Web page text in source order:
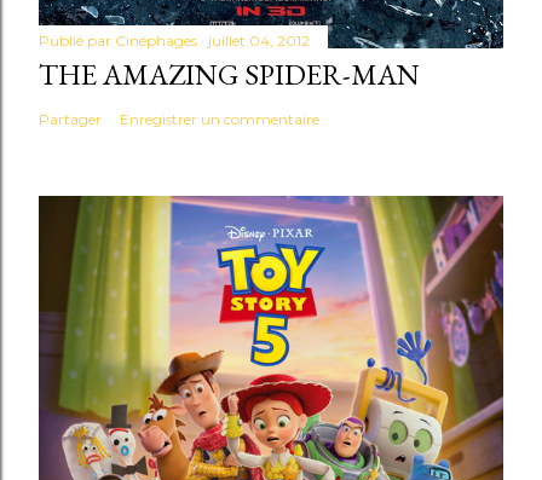
Publié par Cinéphages juillet 04, 2012
THE AMAZING SPIDER-MAN
Partager Enregistrer un commentaire